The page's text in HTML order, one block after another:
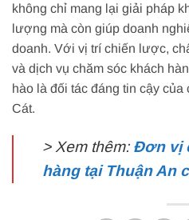
không chỉ mang lại giải pháp
lượng mà còn giúp doanh
doanh. Với vị trí chiến lược,
và dịch vụ chăm sóc khách
hào là đối tác đáng tin cậy
Cát.
> Xem thêm: Đơn vị
hàng tại Thuận An